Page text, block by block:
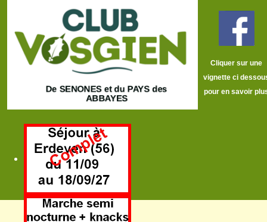
Cliquer sur une
vignette ci
pour en savoir